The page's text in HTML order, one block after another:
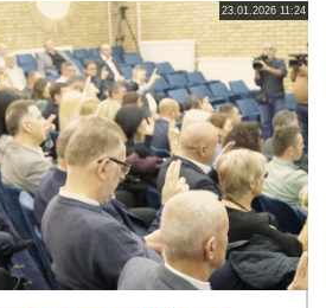
23.01.2026 11:24